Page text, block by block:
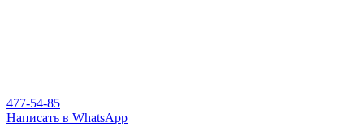
477-54-85
Написать в WhatsApp